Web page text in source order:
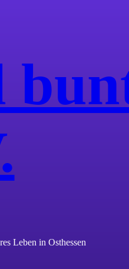
Leben in Osthessen